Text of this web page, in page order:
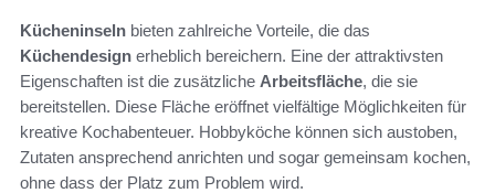
Kücheninseln bieten zahlreiche Vorteile, die das
Küchendesign erheblich bereichern. Eine der attraktivsten
Eigenschaften ist die zusätzliche Arbeitsfläche, die sie
bereitstellen. Diese Fläche eröffnet vielfältige Möglichkeiten für
kreative Kochabenteuer. Hobbyköche können sich austoben,
Zutaten ansprechend anrichten und sogar gemeinsam kochen,
ohne dass der Platz zum Problem wird.